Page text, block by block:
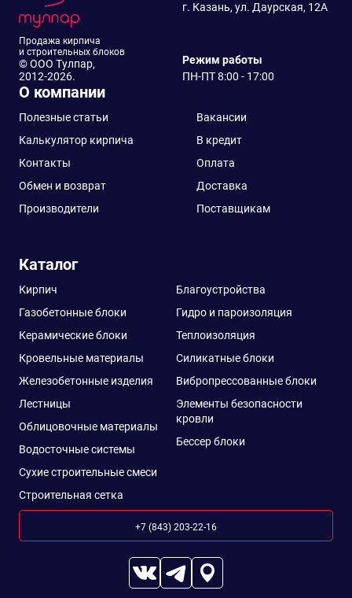
Продажа кирпича
и строительных блоков
© ООО Тулпар,
2012-2026.
г. Казань, ул. Даурская, 12А
Режим работы
ПН-ПТ 8:00 - 17:00
О компании
Полезные статьи
Вакансии
Калькулятор кирпича
В кредит
Контакты
Оплата
Обмен и возврат
Доставка
Производители
Поставщикам
Каталог
Кирпич
Газобетонные блоки
Керамические блоки
Кровельные материалы
Железобетонные изделия
Лестницы
Облицовочные материалы
Водосточные системы
Сухие строительные смеси
Строительная сетка
Благоустройства
Гидро и пароизоляция
Теплоизоляция
Силикатные блоки
Вибропрессованные блоки
Элементы безопасности
кровли
Бессер блоки
+7 (843) 203-22-16